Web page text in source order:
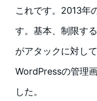
これです。2013年
す。基本、制限す
がアタックに対して
WordPressの管理
した。